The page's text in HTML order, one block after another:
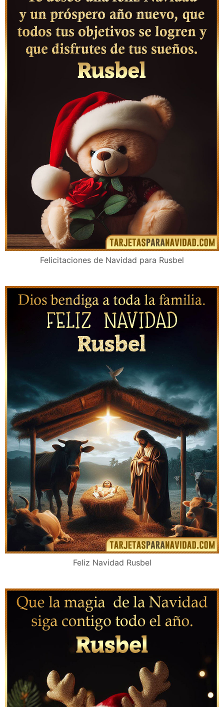
Felicitaciones de Navidad para Rusbel
Feliz Navidad Rusbel